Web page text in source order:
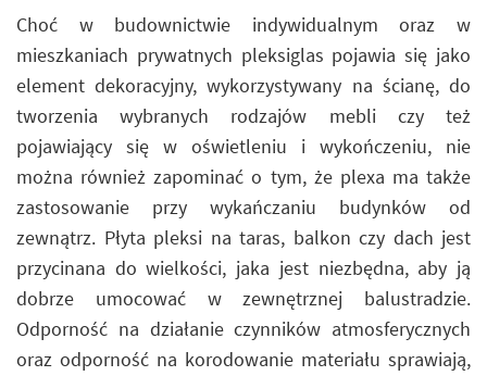
Choć w budownictwie indywidualnym oraz w
mieszkaniach prywatnych pleksiglas pojawia się jako
element dekoracyjny, wykorzystywany na ścianę, do
tworzenia wybranych rodzajów mebli czy też
pojawiający się w oświetleniu i wykończeniu, nie
można również zapominać o tym, że plexa ma także
zastosowanie przy wykańczaniu budynków od
zewnątrz. Płyta pleksi na taras, balkon czy dach jest
przycinana do wielkości, jaka jest niezbędna, aby ją
dobrze umocować w zewnętrznej balustradzie.
Odporność na działanie czynników atmosferycznych
oraz odporność na korodowanie materiału sprawiają,